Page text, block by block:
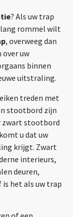
? Als uw trap
rommel wilt
, overweeg dan
uw
binnen
uitstraling.
treden met
stootbord zijn
zwart stootbord
u dat uw
krijgt. Zwart
interieurs,
deuren,
is het als uw trap